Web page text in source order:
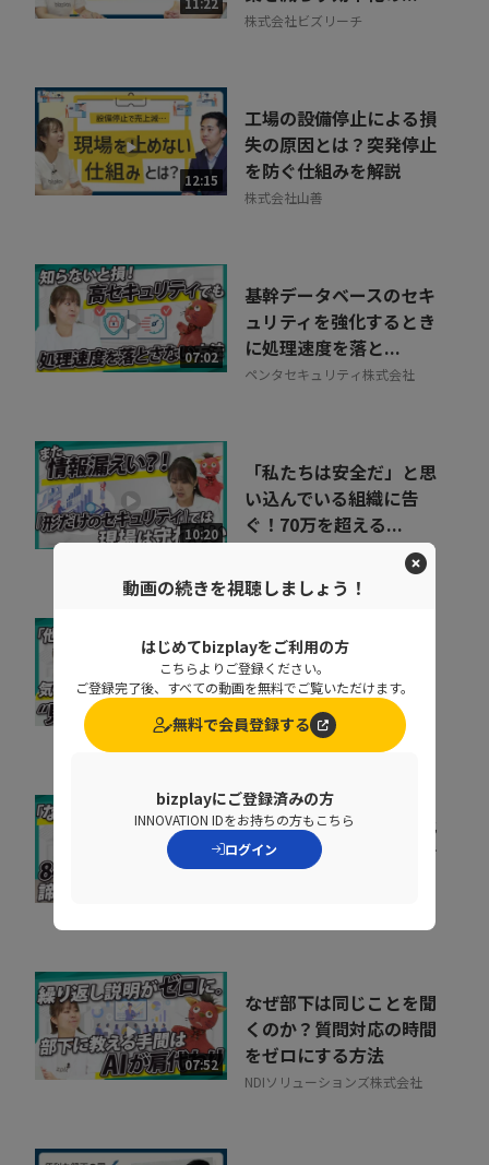
11:22
株式会社ビズリーチ
12:15
工場の設備停止による損
失の原因とは？突発停止
を防ぐ仕組みを解説
株式会社山善
07:02
基幹データベースのセキ
ュリティを強化するとき
に処理速度を落と...
ペンタセキュリティ株式会社
10:20
「私たちは安全だ」と思
い込んでいる組織に告
ぐ！70万を超える...
ペンタセキュリティ株式会社
取りこぼしはなぜ起き
る？“見えない失注”を
防ぐ営業の仕組み改革
株式会社シャノン
会社の電話をクラウド化
するメリットとは？電話
07:52
なぜ部下は同じことを聞
くのか？質問対応の時間
をゼロにする方法
NDIソリューションズ株式会社
動画の続きを視聴しましょう！
はじめてbizplayをご利用の方
こちらよりご登録ください。
ご登録完了後、すべての動画を無料でご覧いただけます。
無料で会員登録する
bizplayにご登録済みの方
INNOVATION IDをお持ちの方もこちら
ログイン